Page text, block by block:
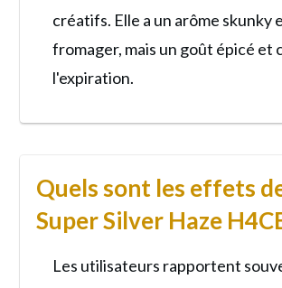
créatifs. Elle a un arôme skunky
fromager, mais un goût épicé et
l'expiration.
Quels sont les effets
Super Silver Haze
Les utilisateurs rapportent